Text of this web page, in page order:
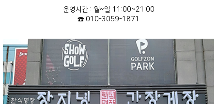
운영시간 : 월~일 11:00~21:00
☎ 010-3059-1871